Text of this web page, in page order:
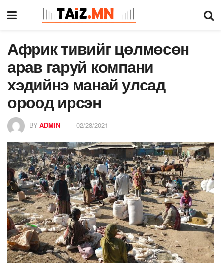
Африк тивийг цөлмөсөн
арав гаруй компани
хэдийнэ манай улсад
ороод ирсэн
BY ADMIN 02/28/2021